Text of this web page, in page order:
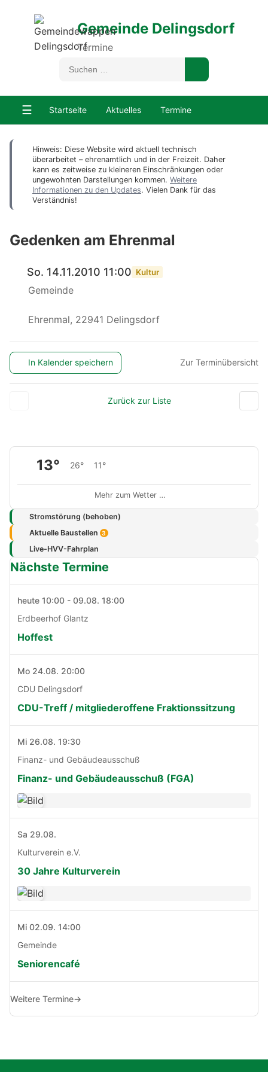
Gemeinde Delingsdorf
Termine
☰ Startseite Aktuelles Termine
Hinweis: Diese Website wird aktuell technisch
überarbeitet – ehrenamtlich und in der Freizeit. Daher
kann es zeitweise zu kleineren Einschränkungen oder
ungewohnten Darstellungen kommen. Weitere
Informationen zu den Updates. Vielen Dank für das
Verständnis!
Gedenken am Ehrenmal
So. 14.11.2010 11:00 Kultur
Gemeinde
Ehrenmal, 22941 Delingsdorf
In Kalender speichern Zur Terminübersicht
Zurück zur Liste
13° 26° 11°
Mehr zum Wetter …
Stromstörung (behoben)
Aktuelle Baustellen 3
Live-HVV-Fahrplan
Nächste Termine
heute 10:00 - 09.08. 18:00
Erdbeerhof Glantz
Hoffest
Mo 24.08. 20:00
CDU Delingsdorf
CDU-Treff / mitgliederoffene Fraktionssitzung
Mi 26.08. 19:30
Finanz- und Gebäudeausschuß
Finanz- und Gebäudeausschuß (FGA)
Sa 29.08.
Kulturverein e.V.
30 Jahre Kulturverein
Mi 02.09. 14:00
Gemeinde
Seniorencafé
Weitere Termine→